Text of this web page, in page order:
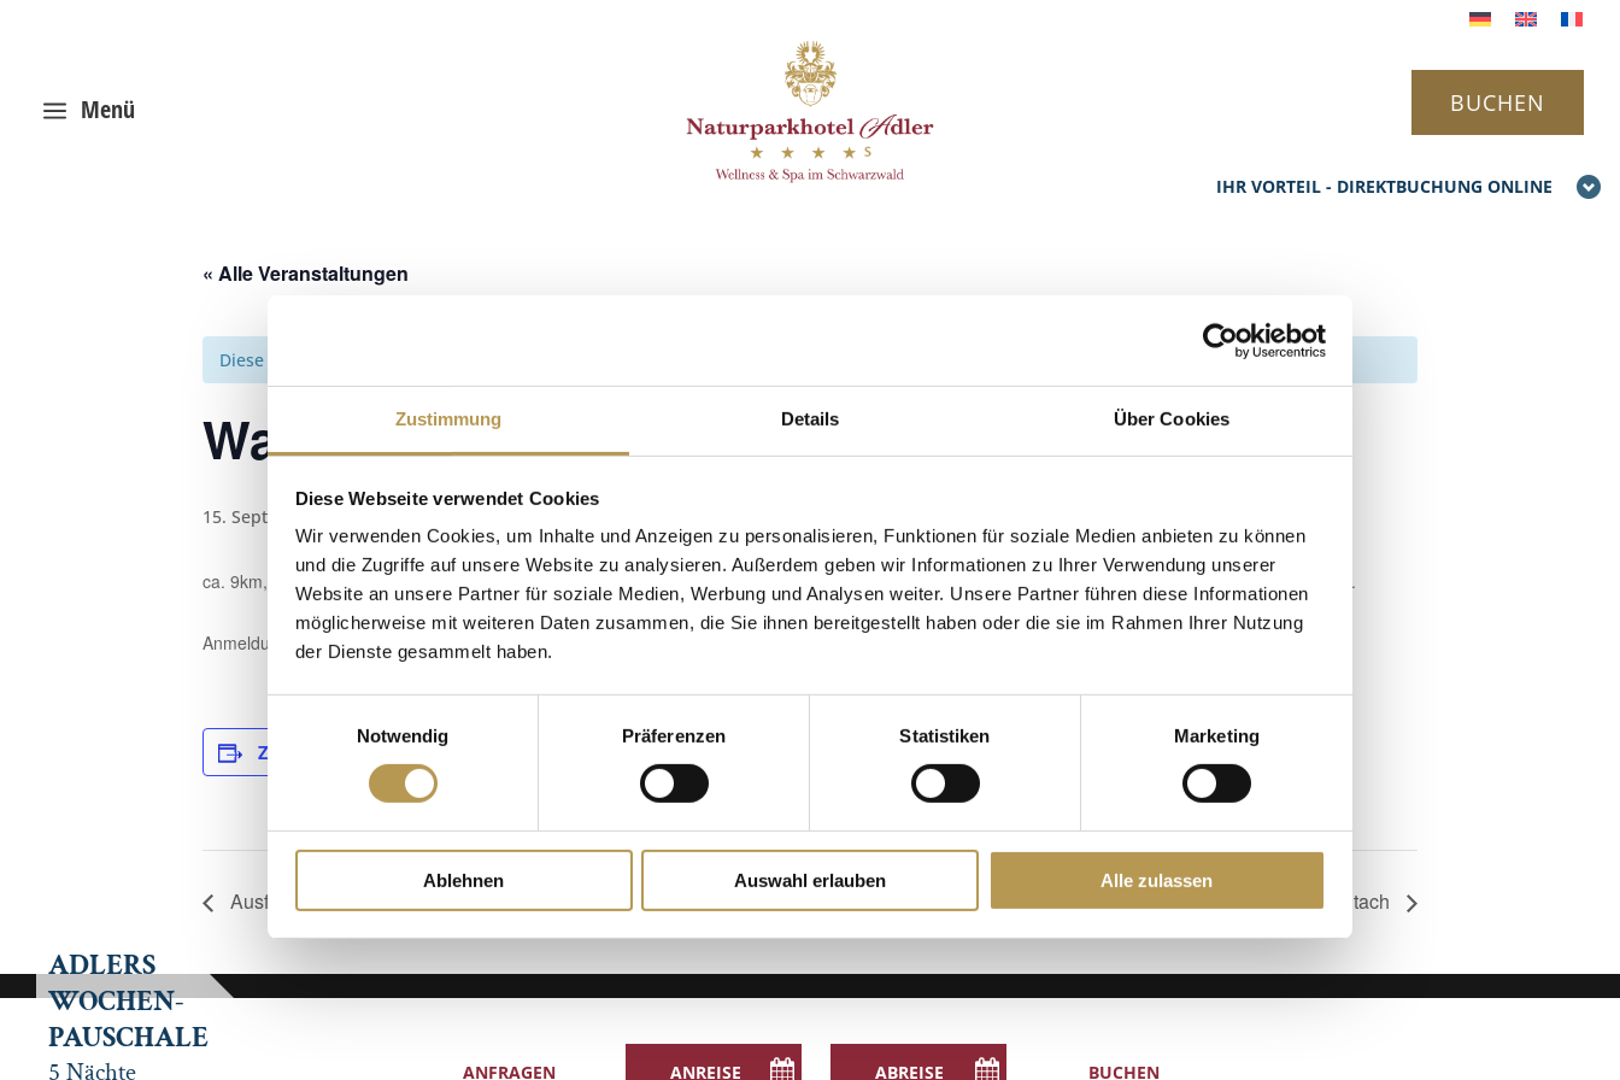
Zustimmung Details Über Cookies
Diese Webseite verwendet Cookies
Wir verwenden Cookies, um Inhalte und Anzeigen zu personalisieren, Funktionen für soziale Medien anbieten zu können
und die Zugriffe auf unsere Website zu analysieren. Außerdem geben wir Informationen zu Ihrer Verwendung unserer
Website an unsere Partner für soziale Medien, Werbung und Analysen weiter. Unsere Partner führen diese Informationen
möglicherweise mit weiteren Daten zusammen, die Sie ihnen bereitgestellt haben oder die sie im Rahmen Ihrer Nutzung
der Dienste gesammelt haben.
Notwendig
Präferenzen Statistiken Marketing
Ablehnen Auswahl erlauben Alle zulassen
IHR VORTEIL - DIREKTBUCHUNG ONLINE
ADLERS
WOCHEN-
PAUSCHALE
5 Nächte
a Menü BUCHEN
« Alle Veranstaltungen
Diese Veranstaltung hat bereits stattgefunden.
Wanderung nach Wolfach in Eigenregie
15. September 2025
ca. 9km, 2,5 Std. Laufzeit. Die Wegbeschreibung erhalten Sie an unserer Hotelrezeption. Unser Hotelbus holt Sie um 14:30 Uhr am Rathaus wieder ab.
Anmeldung für den Abholservice erforderlich!
Zum Kalender hinzufügen
Ausflugtipp für die ganze Familie Gerbereiführung bei Trautwein in Schiltach